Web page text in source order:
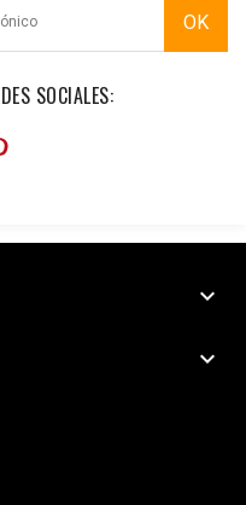
SOCIALES:

